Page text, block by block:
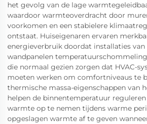
het gevolg van de lage
waardoor warmteoverdracht door
voorkomen en een stabielere
ontstaat. Huiseigenaren ervaren
energieverbruik doordat installaties
wandpanelen
die normaal gezien zorgen dat HVAC-
moeten werken om comfortniveaus te
thermische massa-eigenschappen van
helpen de binnentemperatuur
warmte op te nemen tijdens warme
opgeslagen warmte af te geven